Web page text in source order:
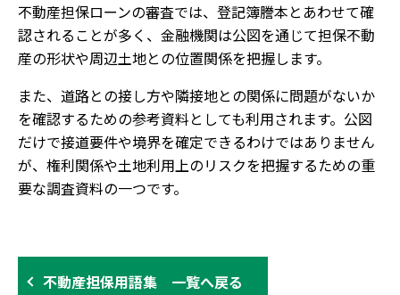
不動産担保ローンの審査では、登記簿謄本とあわせて確
認されることが多く、金融機関は公図を通じて担保不動
産の形状や周辺土地との位置関係を把握します。
また、道路との接し方や隣接地との関係に問題がないか
を確認するための参考資料としても利用されます。公図
だけで接道要件や境界を確定できるわけではありません
が、権利関係や土地利用上のリスクを把握するための重
要な調査資料の一つです。
不動産担保用語集 一覧へ戻る